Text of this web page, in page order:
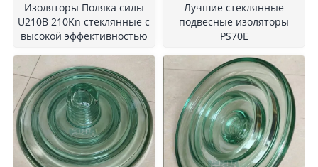
Изоляторы Поляка силы
U210B 210Kn стеклянные с
высокой эффективностью
Лучшие стеклянные
подвесные изоляторы
PS70E